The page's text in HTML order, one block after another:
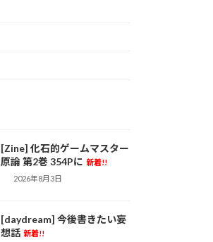
[Zine] 化石的ゲームマスター
原論 第2巻 354Pに 新着!!
2026年8月3日
[daydream] 今後書きたい妄
想話 新着!!